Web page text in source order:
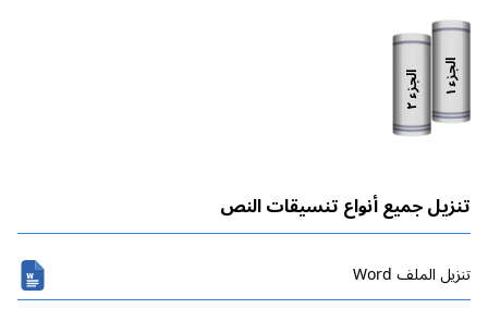
الجزء
١ الجزء
٢
تنزيل جميع أنواع تنسيقات النص
تنزیل الملف Word